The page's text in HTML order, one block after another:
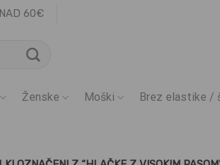
60€
Ženske Moški Brez elastike /